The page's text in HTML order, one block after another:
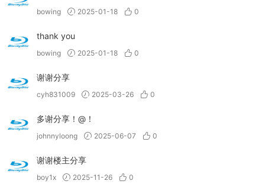
bowing 2025-01-18 0
thank you
bowing 2025-01-18 0
谢谢分享
cyh831009 2025-03-26 0
多谢分享！@！
johnnyloong 2025-06-07 0
谢谢楼主分享
boy1x 2025-11-26 0